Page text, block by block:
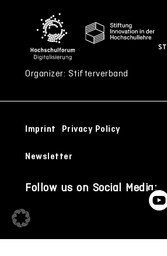
Organizer: Stifterverband
Imprint Privacy Policy
Newsletter
Follow us on Social Media: